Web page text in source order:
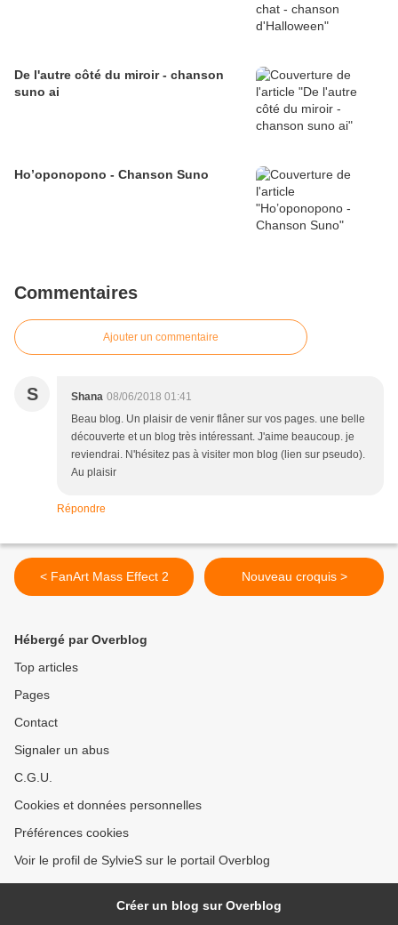
De l'autre côté du miroir - chanson
suno ai
Ho’oponopono - Chanson Suno
Commentaires
Ajouter un commentaire
S Shana 08/06/2018 01:41
Beau blog. Un plaisir de venir flâner sur vos pages. une belle
découverte et un blog très intéressant. J'aime beaucoup. je
reviendrai. N'hésitez pas à visiter mon blog (lien sur pseudo).
Au plaisir
Répondre
< FanArt Mass Effect 2 Nouveau croquis >
Hébergé par Overblog
Top articles
Pages
Contact
Signaler un abus
C.G.U.
Cookies et données personnelles
Préférences cookies
Voir le profil de SylvieS sur le portail Overblog
Créer un blog sur Overblog